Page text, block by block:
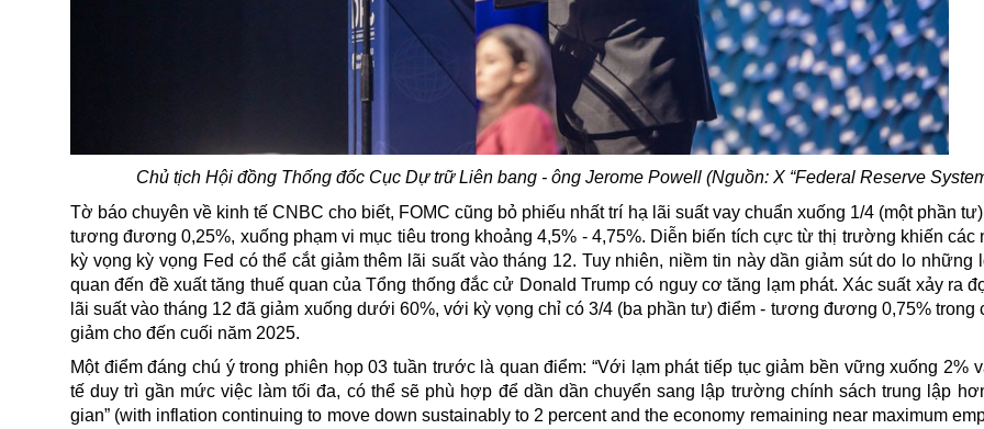
Chủ tịch Hội đồng Thống đốc Cục Dự trữ Liên bang - ông Jerome Powell (Nguồn: X “Federal Reserve
Tờ báo chuyên về kinh tế CNBC cho biết, FOMC cũng bỏ phiếu nhất trí hạ lãi suất vay chuẩn xuống 1/4 (một phần
tương đương 0,25%, xuống phạm vi mục tiêu trong khoảng 4,5% - 4,75%. Diễn biến tích cực từ thị trường khiến các
kỳ vọng kỳ vọng Fed có thể cắt giảm thêm lãi suất vào tháng 12. Tuy nhiên, niềm tin này dần giảm sút do lo những
quan đến đề xuất tăng thuế quan của Tổng thống đắc cử Donald Trump có nguy cơ tăng lạm phát. Xác suất xảy ra
lãi suất vào tháng 12 đã giảm xuống dưới 60%, với kỳ vọng chỉ có 3/4 (ba phần tư) điểm - tương đương 0,75% trong
giảm cho đến cuối năm 2025.
Một điểm đáng chú ý trong phiên họp 03 tuần trước là quan điểm: “Với lạm phát tiếp tục giảm bền vững xuống 2%
tế duy trì gần mức việc làm tối đa, có thể sẽ phù hợp để dần dần chuyển sang lập trường chính sách trung lập
gian” (with inflation continuing to move down sustainably to 2 percent and the economy remaining near maximum